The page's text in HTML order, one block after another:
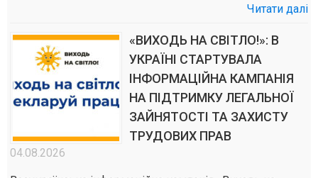
Читати далі
«ВИХОДЬ НА СВІТЛО!»: В
УКРАЇНІ СТАРТУВАЛА
ІНФОРМАЦІЙНА КАМПАНІЯ
НА ПІДТРИМКУ ЛЕГАЛЬНОЇ
ЗАЙНЯТОСТІ ТА ЗАХИСТУ
ТРУДОВИХ ПРАВ
04.08.2026